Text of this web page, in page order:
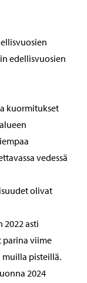
edellisvuosien
kuormitukset
vedessä
olivat
asti
parina viime
muilla pisteillä.
2024